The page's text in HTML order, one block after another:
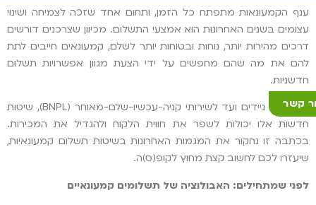
קשר
ענף הקמעונאות מתפתח כל הזמן, ותחום אחד שזכה לצמיחה ושינוי
עצומים בשנים האחרונות הוא אמצעי התשלום. מכיוון שצרכנים דורשים
דרכים מהירות יותר, נוחות ובטוחות יותר לשלם, קמעונאים חייבים לתת
להם את מה שהם מחפשים על ידי הצעת מגוון אפשרויות תשלום
חדשניות.
מארנקים ניידים ועד לשירותי קניה-עכשיו-שלם-מאוחר (BNPL), שיטות
חדשות אלו יכולות לשפר את חווית הלקוח ולהגדיל את המכירות.
בכתבה זו נחקור את המגמות האחרונות בשיטות תשלום קמעונאיות,
שיעזרו לכם לחשוב קצת מחוץ לקופ(ס)ה.
לפני שמתחילים: האבולוציה של תשלומים קמעונאיים